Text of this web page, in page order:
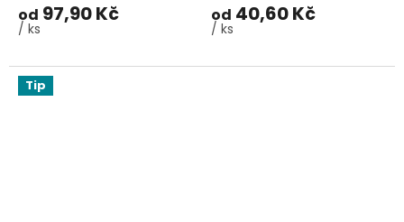
od 97,90 Kč
/ ks
od 40,60 Kč
/ ks
Tip